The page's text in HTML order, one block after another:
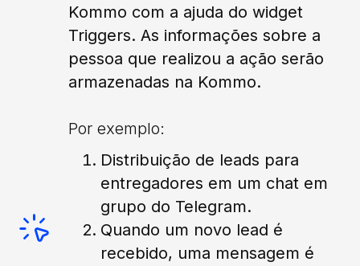
Kommo com a ajuda do widget
Triggers. As informações sobre a
pessoa que realizou a ação serão
armazenadas na Kommo.
Por exemplo:
Distribuição de leads para
entregadores em um chat em
grupo do Telegram.
Quando um novo lead é
recebido, uma mensagem é